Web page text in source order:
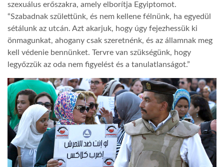
szexuálus erőszakra, amely elborítja Egyiptomot.
“Szabadnak születtünk, és nem kellene félnünk, ha egyedül
sétálunk az utcán. Azt akarjuk, hogy úgy fejezhessük ki
önmagunkat, ahogany csak szeretnénk, és az államnak meg
kell védenie bennünket. Tervre van szükségünk, hogy
legyőzzük az oda nem figyelést és a tanulatlanságot.”